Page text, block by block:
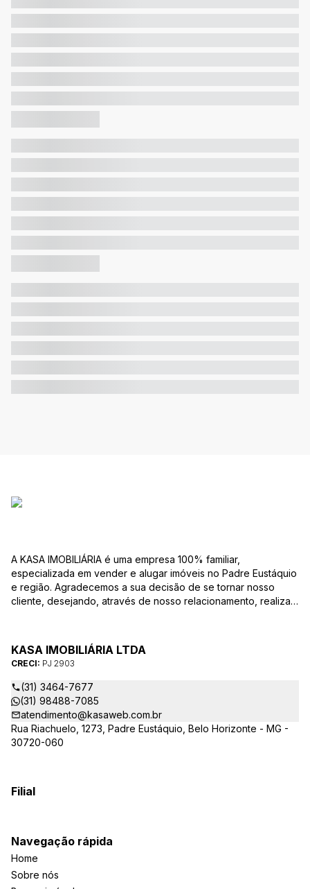
A KASA IMOBILIÁRIA é uma empresa 100% familiar,
especializada em vender e alugar imóveis no Padre Eustáquio
e região. Agradecemos a sua decisão de se tornar nosso
cliente, desejando, através de nosso relacionamento, realizar
uma equipe altamente qualificada e com a experiência de
quem atua há mais de 30 anos na região, desde de 1984,
destacamos alguns diferenciais importantes para o sucesso
dessa parceria.
KASA IMOBILIÁRIA LTDA
CRECI: PJ 2903
(31) 3464-7677
(31) 98488-7085
atendimento@kasaweb.com.br
Rua Riachuelo, 1273, Padre Eustáquio, Belo Horizonte - MG -
30720-060
Filial
Navegação rápida
Home
Sobre nós